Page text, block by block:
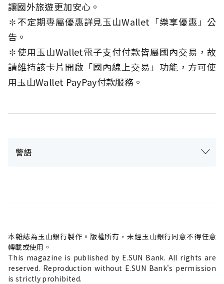
讓國外旅遊更加安心。
✽不定期專屬優惠詳見玉山Wallet「樂享優惠」公
告。
✽使用玉山Wallet電子支付付款皆屬國內交易，故
請維持該卡片開啟「國內線上交易」功能，方可使
用玉山Wallet PayPay付款服務。
警語
本雜誌為玉山銀行製作。版權所有，未經玉山銀行同意不得任意
轉載或使用。
This magazine is published by E.SUN Bank. All rights are
reserved. Reproduction without E.SUN Bank's permission
is strictly prohibited.